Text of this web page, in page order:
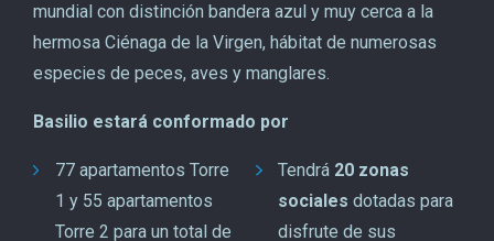
mundial con distinción bandera azul y muy cerca a la
hermosa Ciénaga de la Virgen, hábitat de numerosas
especies de peces, aves y manglares.
Basilio estará conformado por
77 apartamentos Torre
1 y 55 apartamentos
Torre 2 para un total de
Tendrá 20 zonas
sociales dotadas para
disfrute de sus